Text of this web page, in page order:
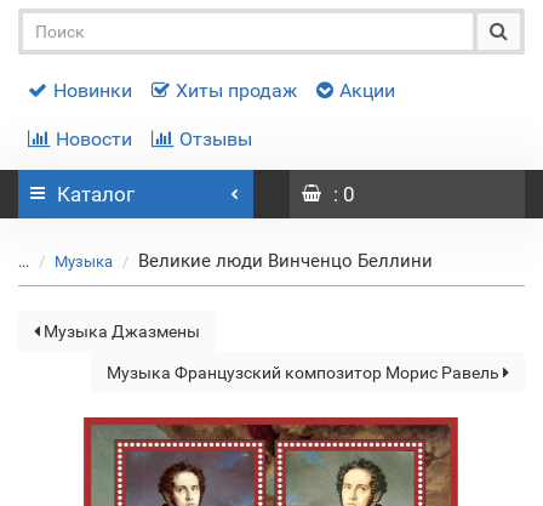
Новинки Хиты продаж Акции
Новости Отзывы
Каталог : 0
... Музыка Великие люди Винченцо Беллини
Музыка Джазмены
Музыка Французский композитор Морис Равель